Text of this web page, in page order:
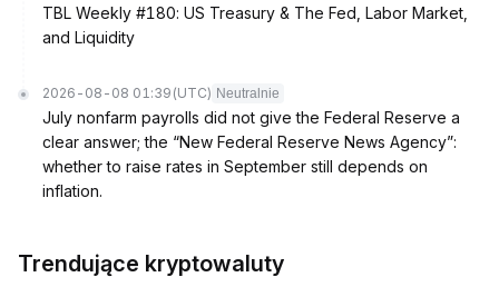
TBL Weekly #180: US Treasury & The Fed, Labor Market,
and Liquidity
2026-08-08 01:39 (UTC) Neutralnie
July nonfarm payrolls did not give the Federal Reserve a
clear answer; the “New Federal Reserve News Agency”:
whether to raise rates in September still depends on
inflation.
Trendujące kryptowaluty